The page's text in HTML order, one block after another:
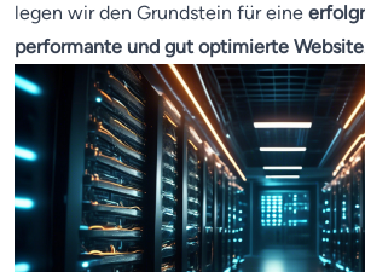
legen wir den Grundstein für eine
performante und gut optimierte Website